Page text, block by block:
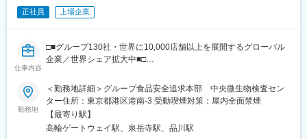
◎専門職として常駐先を異動する
◎専門職からへ営業や企画系へチャレンジ
└パーソルグループの制度を活用し、グループ内の様々な職種に
挑戦できます。
◎常駐先企業の正社員に転職する
└入社後に常駐先での悩みや今後のキャリアに関して相談がで
き、アドバイスをもらうことができます。また、「自分がなりた
い姿」を目指して、中長期的なキャリア形成もサポートします。
ご本人の要望に応じて、上流部分に挑戦することや部署をまたが
った異動等もすることが可能です。
る方もいらっしゃいます。
◇海外展開
は世界進出を積極的に取り組んでいます。そのため、本ポジショ
ンではやる気次第で海外で仕事をすることが可能です。
■社風：
正社員 上場企業
仕事内容
□■グループ130社・世界に10,000店舗以上を展開するグローバル
企業／世界シェア拡大中■□
を実現し、約40年で国内外食No.1企業/売上1兆円越えまで成長い
たしました。
現在は世界シェアNo.1に向けて本腰を入れ、事業展開を進めてい
く段階です。世界シェア獲得に向けて事業展開を進める上では事
業体制・社内体制が追い付いていない点もございます。その環境
勤務地
＜勤務地詳細＞グループ食品安全追求本部 中央微生物検査セン
ター住所：東京都港区港南‐3 受動喫煙対策：屋内全面禁煙
【最寄り駅】
高輪ゲートウェイ駅、泉岳寺駅、品川駅